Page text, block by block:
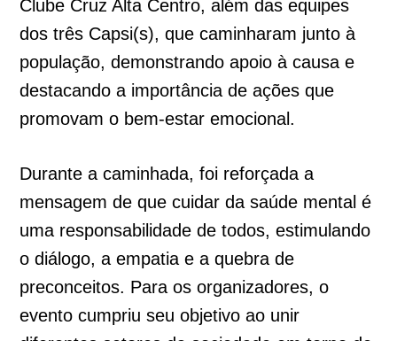
Clube Cruz Alta Centro, além das equipes
dos três Capsi(s), que caminharam junto à
população, demonstrando apoio à causa e
destacando a importância de ações que
promovam o bem-estar emocional.
Durante a caminhada, foi reforçada a
mensagem de que cuidar da saúde mental é
uma responsabilidade de todos, estimulando
o diálogo, a empatia e a quebra de
preconceitos. Para os organizadores, o
evento cumpriu seu objetivo ao unir